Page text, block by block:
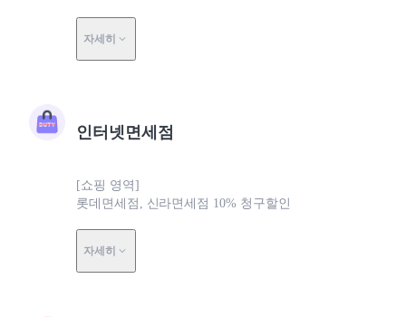
자세히
인터넷면세점
[쇼핑 영역]
롯데면세점, 신라면세점 10% 청구할인
자세히